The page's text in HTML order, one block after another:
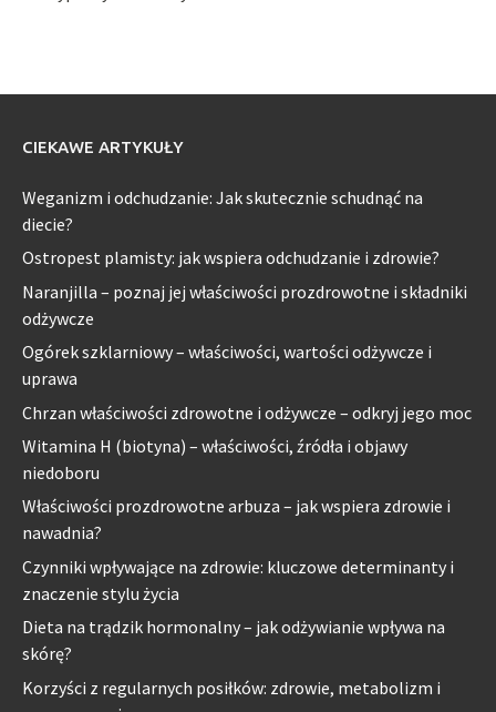
CIEKAWE ARTYKUŁY
Weganizm i odchudzanie: Jak skutecznie schudnąć na
diecie?
Ostropest plamisty: jak wspiera odchudzanie i zdrowie?
Naranjilla – poznaj jej właściwości prozdrowotne i składniki
odżywcze
Ogórek szklarniowy – właściwości, wartości odżywcze i
uprawa
Chrzan właściwości zdrowotne i odżywcze – odkryj jego moc
Witamina H (biotyna) – właściwości, źródła i objawy
niedoboru
Właściwości prozdrowotne arbuza – jak wspiera zdrowie i
nawadnia?
Czynniki wpływające na zdrowie: kluczowe determinanty i
znaczenie stylu życia
Dieta na trądzik hormonalny – jak odżywianie wpływa na
skórę?
Korzyści z regularnych posiłków: zdrowie, metabolizm i